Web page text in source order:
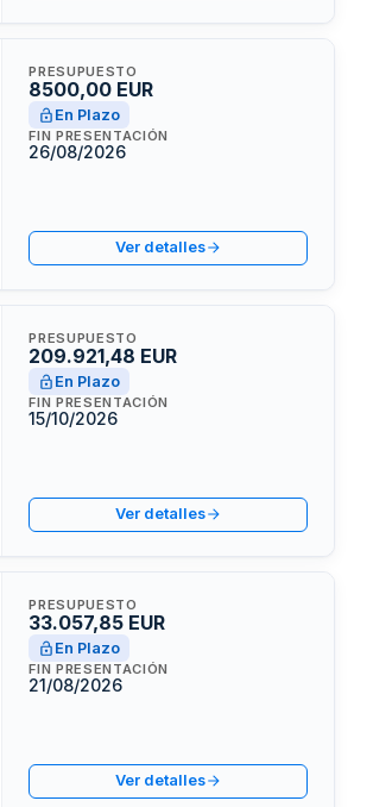
PRESUPUESTO
8500,00 EUR
En Plazo
FIN PRESENTACIÓN
26/08/2026
Ver detalles
PRESUPUESTO
209.921,48 EUR
En Plazo
FIN PRESENTACIÓN
15/10/2026
Ver detalles
PRESUPUESTO
33.057,85 EUR
En Plazo
FIN PRESENTACIÓN
21/08/2026
Ver detalles